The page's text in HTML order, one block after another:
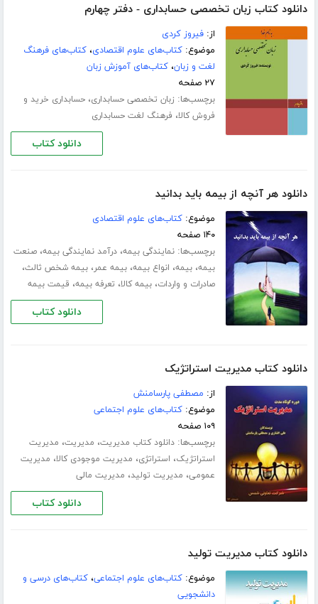
دانلود کتاب زبان تخصصی حسابداری - دفتر چهارم
از:فیروز کردی
موضوع:کتاب‌های علوم اقتصادی،کتاب‌های فرهنگ
لغت و زبان،کتاب‌های آموزش زبان
۲۷ صفحه
برچسب‌ها: زبان تخصصی حسابداری،حسابداری خرید و
فروش کالا، فرهنگ لغت حسابداری
دانلود کتاب
دانلود هر آنچه از بیمه باید بدانید
موضوع:کتاب‌های علوم اقتصادی
۱۴۰ صفحه
برچسب‌ها:نمایندگی بیمه،درآمد نمایندگی بیمه،صنعت
بیمه،بیمه، انواع بیمه،بیمه عمر،بیمه شخص ثالث،
صادرات و واردات،بیمه کالا، تعرفه بیمه، قیمت بیمه
دانلود کتاب
دانلود کتاب مدیریت استراتژیک
از: مصطفی پارسامنش
موضوع:کتاب‌های علوم اجتماعی
۱۰۹ صفحه
برچسب‌ها:دانلود کتاب مدیریت، مدیریت، مدیریت
استراتژیک، استراتژی، مدیریت موجودی کالا، مدیریت
عمومی، مدیریت تولید، مدیریت مالی
دانلود کتاب
دانلود کتاب مدیریت تولید
موضوع:کتاب‌های علوم اجتماعی،کتاب‌های درسی و
دانشجویی